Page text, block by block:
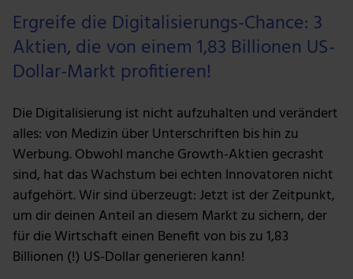
Ergreife die Digitalisierungs-Chance: 3
Aktien, die von einem 1,83 Billionen US-
Dollar-Markt profitieren!
Die Digitalisierung ist nicht aufzuhalten und verändert
alles: von Medizin über Unterschriften bis hin zu
Werbung. Obwohl manche Growth-Aktien gecrasht
sind, hat das Wachstum bei echten Innovatoren nicht
aufgehört. Wir sind überzeugt: Jetzt ist der Zeitpunkt,
um dir deinen Anteil an diesem Markt zu sichern, der
für die Wirtschaft einen Benefit von bis zu 1,83
Billionen (!) US-Dollar generieren kann!